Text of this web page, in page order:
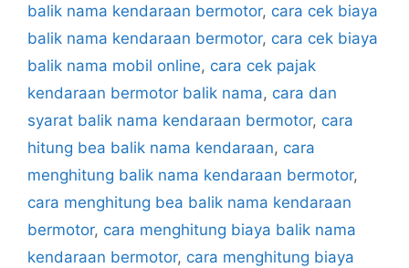
balik nama kendaraan bermotor, cara cek biaya
balik nama kendaraan bermotor, cara cek biaya
balik nama mobil online, cara cek pajak
kendaraan bermotor balik nama, cara dan
syarat balik nama kendaraan bermotor, cara
hitung bea balik nama kendaraan, cara
menghitung balik nama kendaraan bermotor,
cara menghitung bea balik nama kendaraan
bermotor, cara menghitung biaya balik nama
kendaraan bermotor, cara menghitung biaya